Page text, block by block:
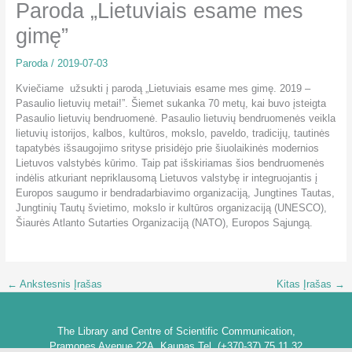
Paroda „Lietuviais esame mes
gimę”
Paroda/ 2019-07-03
Kviečiame užsukti į parodą „Lietuviais esame mes gimę. 2019 –
Pasaulio lietuvių metai!”. Šiemet sukanka 70 metų, kai buvo įsteigta
Pasaulio lietuvių bendruomenė. Pasaulio lietuvių bendruomenės veikla
lietuvių istorijos, kalbos, kultūros, mokslo, paveldo, tradicijų, tautinės
tapatybės išsaugojimo srityse prisidėjo prie šiuolaikinės modernios
Lietuvos valstybės kūrimo. Taip pat išskiriamas šios bendruomenės
indėlis atkuriant nepriklausomą Lietuvos valstybę ir integruojantis į
Europos saugumo ir bendradarbiavimo organizaciją, Jungtines Tautas,
Jungtinių Tautų švietimo, mokslo ir kultūros organizaciją (UNESCO),
Šiaurės Atlanto Sutarties Organizaciją (NATO), Europos Sąjungą.
← Ankstesnis Įrašas Kitas Įrašas →
The Library and Centre of Scientific Communication,
Pramones Avenue 22A, Kaunas Tel. (+370-37) 75 11 32